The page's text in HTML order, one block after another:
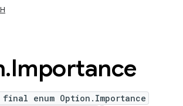
.Importance
enum Option.Importance